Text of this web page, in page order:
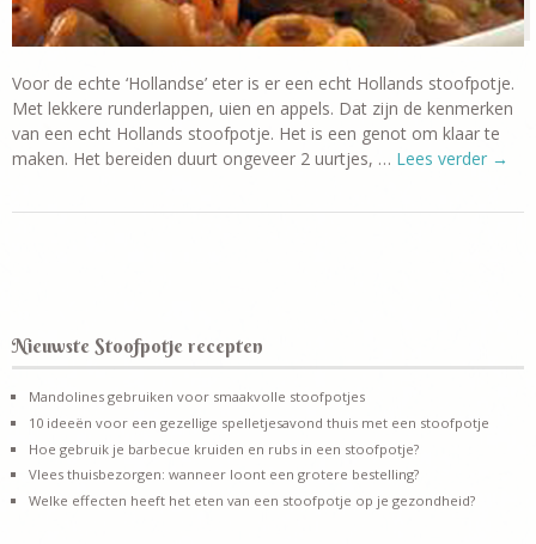
Voor de echte ‘Hollandse’ eter is er een echt Hollands stoofpotje.
Met lekkere runderlappen, uien en appels. Dat zijn de kenmerken
van een echt Hollands stoofpotje. Het is een genot om klaar te
maken. Het bereiden duurt ongeveer 2 uurtjes, … Lees verder →
Nieuwste Stoofpotje recepten
Mandolines gebruiken voor smaakvolle stoofpotjes
10 ideeën voor een gezellige spelletjesavond thuis met een stoofpotje
Hoe gebruik je barbecue kruiden en rubs in een stoofpotje?
Vlees thuisbezorgen: wanneer loont een grotere bestelling?
Welke effecten heeft het eten van een stoofpotje op je gezondheid?